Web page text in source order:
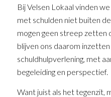
Bij Velsen Lokaal vinden
met schulden niet buiten
mogen geen streep zetten
blijven ons daarom
schuldhulpverlening, met
begeleiding en perspectief.
Want juist als het tegenzit,